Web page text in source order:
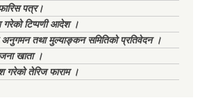
पत्र।
गरेको टिप्पणी आदेश ।
अनुगमन तथा मुल्याङ्कन समितिको प्रतिवेदन ।
खाता ।
गरेको तेरिज फाराम ।